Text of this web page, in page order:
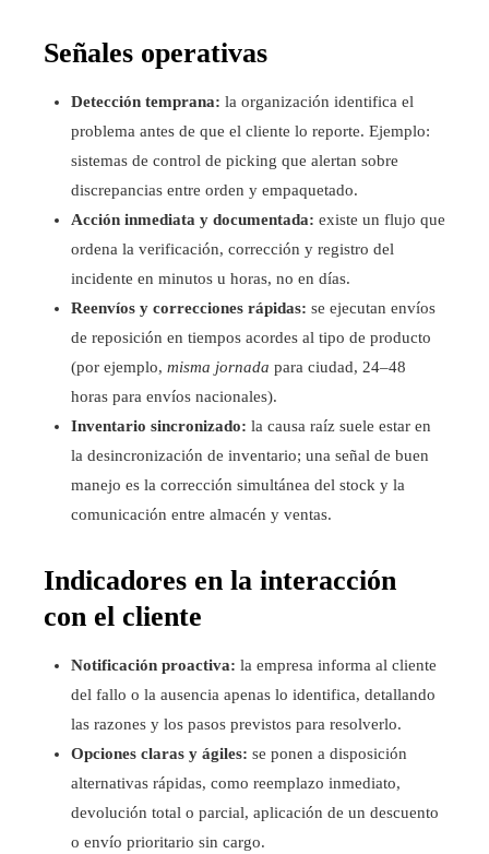
Señales operativas
Detección temprana: la organización identifica el
problema antes de que el cliente lo reporte. Ejemplo:
sistemas de control de picking que alertan sobre
discrepancias entre orden y empaquetado.
Acción inmediata y documentada: existe un flujo que
ordena la verificación, corrección y registro del
incidente en minutos u horas, no en días.
Reenvíos y correcciones rápidas: se ejecutan envíos
de reposición en tiempos acordes al tipo de producto
(por ejemplo, misma jornada para ciudad, 24–48
horas para envíos nacionales).
Inventario sincronizado: la causa raíz suele estar en
la desincronización de inventario; una señal de buen
manejo es la corrección simultánea del stock y la
comunicación entre almacén y ventas.
Indicadores en la interacción
con el cliente
Notificación proactiva: la empresa informa al cliente
del fallo o la ausencia apenas lo identifica, detallando
las razones y los pasos previstos para resolverlo.
Opciones claras y ágiles: se ponen a disposición
alternativas rápidas, como reemplazo inmediato,
devolución total o parcial, aplicación de un descuento
o envío prioritario sin cargo.